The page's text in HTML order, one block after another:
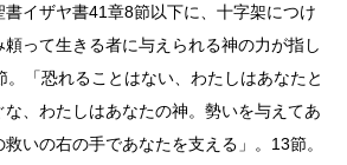
イザヤ書41章8節以下に、十字架につけ
って生きる者に与えられる神の力が指し
「恐れることはない、わたしはあなたと
、わたしはあなたの神。勢いを与えてあ
いの右の手であなたを支える」。13節。